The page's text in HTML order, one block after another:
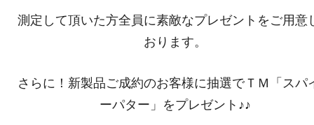
測定して頂いた方全員に素敵なプレゼントをご用意
おります。
さらに！新製品ご成約のお客様に抽選でＴＭ「スパ
ーパター」をプレゼント♪♪